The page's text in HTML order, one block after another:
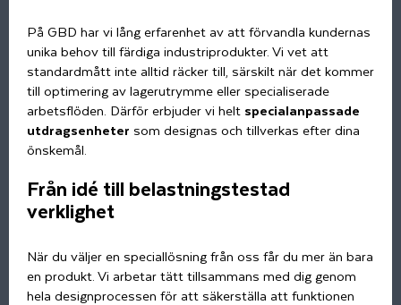
På GBD har vi lång erfarenhet av att förvandla kundernas
unika behov till färdiga industriprodukter. Vi vet att
standardmått inte alltid räcker till, särskilt när det kommer
till optimering av lagerutrymme eller specialiserade
arbetsflöden. Därför erbjuder vi helt specialanpassade
utdragsenheter som designas och tillverkas efter dina
önskemål.
Från idé till belastningstestad
verklighet
När du väljer en speciallösning från oss får du mer än bara
en produkt. Vi arbetar tätt tillsammans med dig genom
hela designprocessen för att säkerställa att funktionen